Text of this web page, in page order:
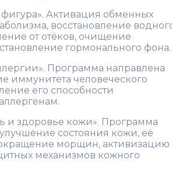
Активация обменных
восстановление
от отёков, очищение
гормонального фона.
Программа направлена
иммунитета человеческого
его способности
и здоровье кожи». Программа
состояния кожи, её
морщин, активизацию
механизмов кожного